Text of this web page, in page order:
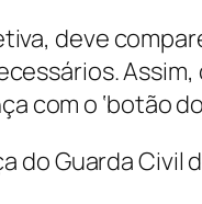
deve
com o ‘botão
do Guarda Civil